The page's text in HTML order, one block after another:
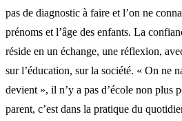
pas de diagnostic à faire et l’on ne
prénoms et l’âge des enfants. La
réside en un échange, une réflexion,
sur l’éducation, sur la société. « On ne
devient », il n’y a pas d’école non plus
parent, c’est dans la pratique du